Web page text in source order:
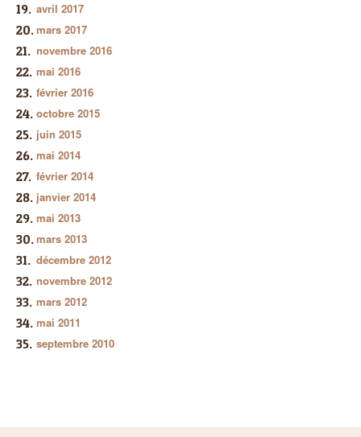
avril 2017
mars 2017
novembre 2016
mai 2016
février 2016
octobre 2015
juin 2015
mai 2014
février 2014
janvier 2014
mai 2013
mars 2013
décembre 2012
novembre 2012
mars 2012
mai 2011
septembre 2010